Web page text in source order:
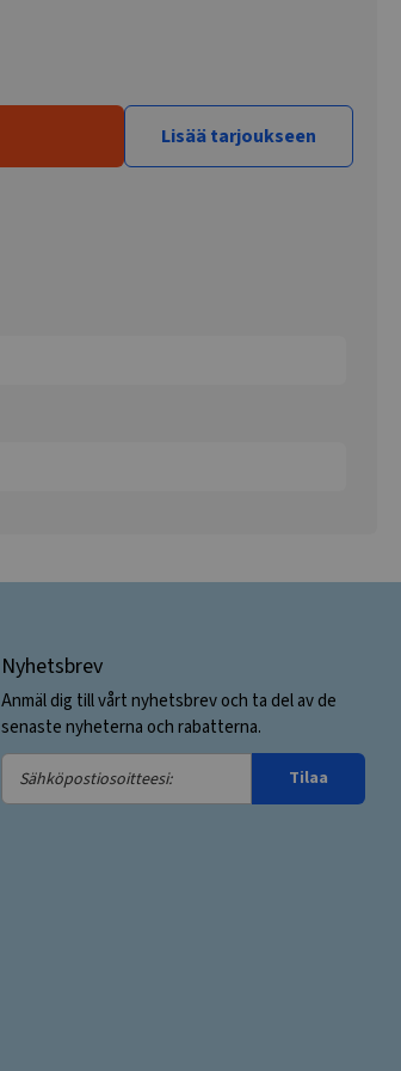
Lisää tarjoukseen
Nyhetsbrev
Anmäl dig till vårt nyhetsbrev och ta del av de
senaste nyheterna och rabatterna.
Sähköpostiosoitteesi:
Tilaa